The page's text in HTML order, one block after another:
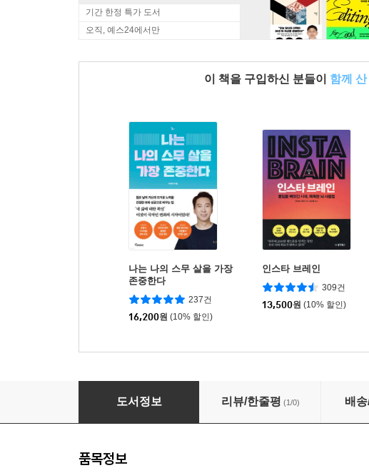
기간 한정 특가 도서
오직, 예스24에서만
이 책을 구입하신 분들이 함께 산
나는 나의 스무 살을 가장
존중한다
237건
16,200원 (10% 할인)
인스타 브레인
309건
13,500원 (10% 할인)
중부권 메가시티 사용설명서
도서정보 리뷰/한줄평 (1/0) 배
품목정보